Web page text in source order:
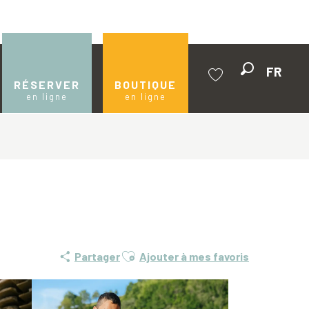
RÉSERVER
en ligne
BOUTIQUE
en ligne
FR
PartagerAjouter aux favoris
Ajouter à mes favoris